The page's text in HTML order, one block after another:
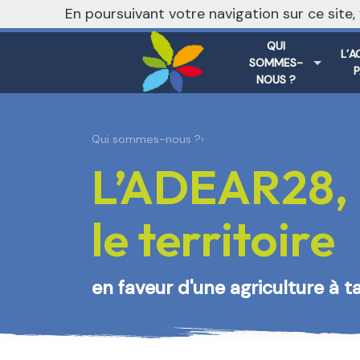
QUI
SOMMES-
NOUS ?
nivo_2026: 1
Qui sommes-nous ?›
le territoire
en faveur d'une agriculture à
En poursuivant votre navigation sur ce